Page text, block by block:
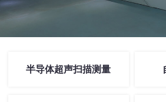
半导体超声扫描测量